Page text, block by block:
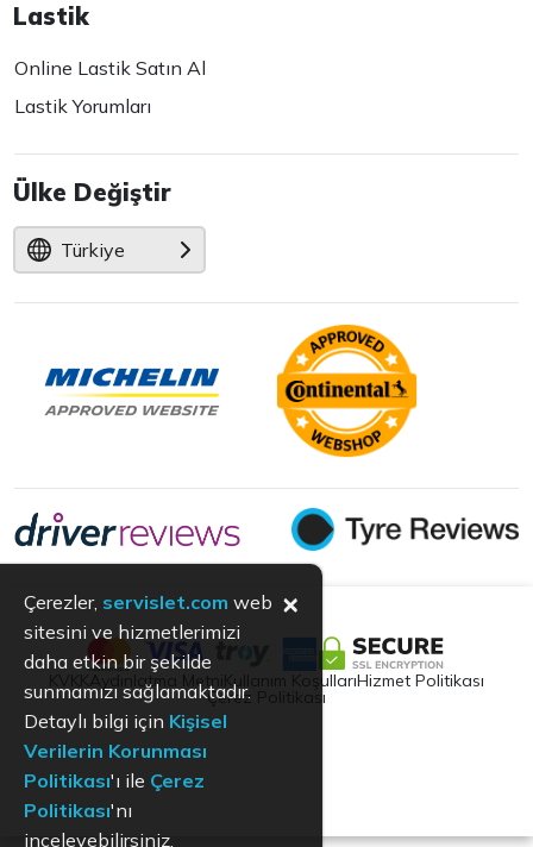
Lastik
Online Lastik Satın Al
Lastik Yorumları
Ülke Değiştir
Türkiye
Aydınlatma Metni Kullanım KoşullarıHizmet Politikası
Çerez Politikası
Çerezler, servislet.com web
sitesini ve hizmetlerimizi
daha etkin bir şekilde
sunmamızı sağlamaktadır.
Detaylı bilgi için Kişisel
Verilerin Korunması
Politikası'ı ile Çerez
Politikası'nı
inceleyebilirsiniz.
×